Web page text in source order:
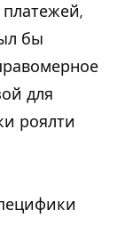
бы
для
роялти